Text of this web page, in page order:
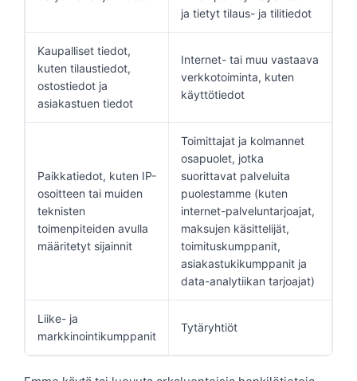
ja tietyt tilaus- ja tilitiedot
Kaupalliset tiedot,
kuten tilaustiedot,
ostostiedot ja
asiakastuen tiedot
Internet- tai muu vastaava
verkkotoiminta, kuten
käyttötiedot
Paikkatiedot, kuten IP-
osoitteen tai muiden
teknisten
toimenpiteiden avulla
määritetyt sijainnit
Toimittajat ja kolmannet
osapuolet, jotka
suorittavat palveluita
puolestamme (kuten
internet-palveluntarjoajat,
maksujen käsittelijät,
toimituskumppanit,
asiakastukikumppanit ja
data-analytiikan tarjoajat)
Liike- ja
markkinointikumppanit
Tytäryhtiöt